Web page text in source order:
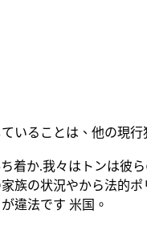
いることは、他の現行
着か.我々はトンは彼
族の状況やから法的
違法です 米国。